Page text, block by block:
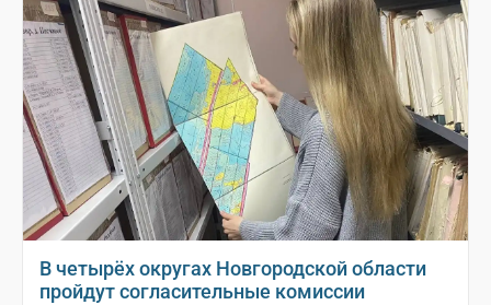
В четырёх округах Новгородской области
пройдут согласительные комиссии